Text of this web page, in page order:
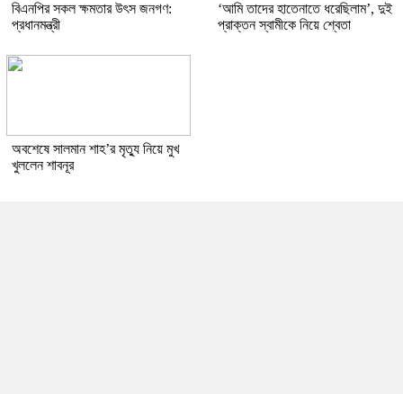
বিএনপির সকল ক্ষমতার উৎস জনগণ:
প্রধানমন্ত্রী
‘আমি তাদের হাতেনাতে ধরেছিলাম’, দুই
প্রাক্তন স্বামীকে নিয়ে শ্বেতা
অবশেষে সালমান শাহ’র মৃত্যু নিয়ে মুখ
খুললেন শাবনূর